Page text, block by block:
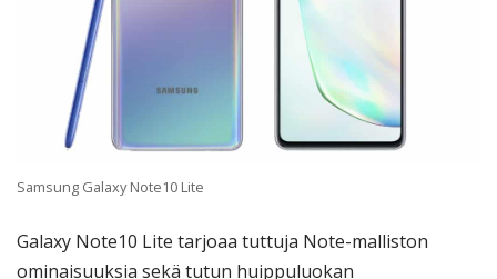
Samsung Galaxy Note10 Lite
Galaxy Note10 Lite tarjoaa tuttuja Note-malliston
ominaisuuksia sekä tutun huippuluokan